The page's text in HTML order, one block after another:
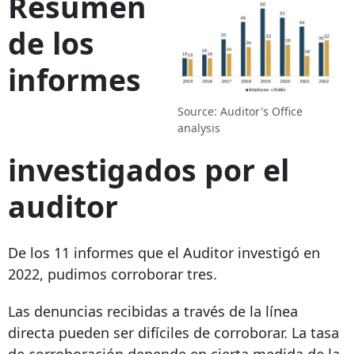
Source: Auditor's Office
analysis
de los
informes
investigados por el
auditor
De los 11 informes que el Auditor investigó en
2022, pudimos corroborar tres.
Las denuncias recibidas a través de la línea
directa pueden ser difíciles de corroborar. La tasa